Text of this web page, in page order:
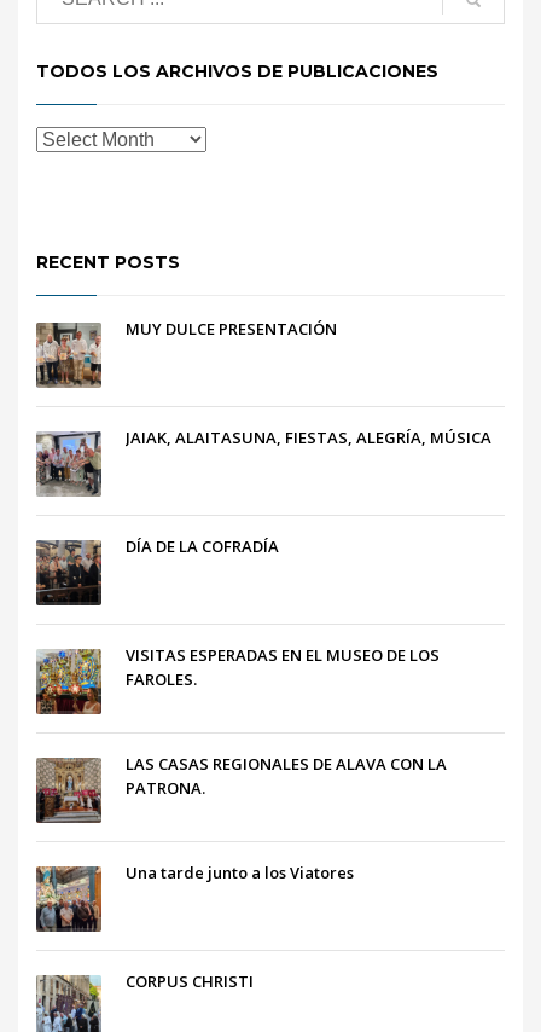
TODOS LOS ARCHIVOS DE PUBLICACIONES
RECENT POSTS
MUY DULCE PRESENTACIÓN
JAIAK, ALAITASUNA, FIESTAS, ALEGRÍA, MÚSICA
DÍA DE LA COFRADÍA
VISITAS ESPERADAS EN EL MUSEO DE LOS
FAROLES.
LAS CASAS REGIONALES DE ALAVA CON LA
PATRONA.
Una tarde junto a los Viatores
CORPUS CHRISTI